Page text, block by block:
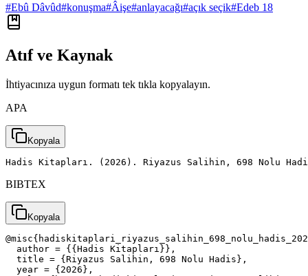
#Ebû Dâvûd#konuşma#Âişe#anlayacağı#açık seçik#Edeb 18
Atıf ve Kaynak
İhtiyacınıza uygun formatı tek tıkla kopyalayın.
APA
Kopyala
Hadis Kitapları. (2026). Riyazus Salihin, 698 Nolu
BIBTEX
Kopyala
  author = {{Hadis Kitapları}},
  title = {Riyazus Salihin, 698 Nolu Hadis},
  year = {2026},